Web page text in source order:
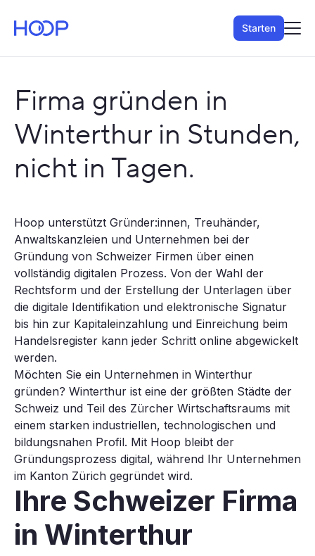
Starten
Firma gründen in
Winterthur in Stunden,
nicht in Tagen.
Hoop unterstützt Gründer:innen, Treuhänder,
Anwaltskanzleien und Unternehmen bei der
Gründung von Schweizer Firmen über einen
vollständig digitalen Prozess. Von der Wahl der
Rechtsform und der Erstellung der Unterlagen über
die digitale Identifikation und elektronische Signatur
bis hin zur Kapitaleinzahlung und Einreichung beim
Handelsregister kann jeder Schritt online abgewickelt
werden.
Möchten Sie ein Unternehmen in Winterthur
gründen? Winterthur ist eine der größten Städte der
Schweiz und Teil des Zürcher Wirtschaftsraums mit
einem starken industriellen, technologischen und
bildungsnahen Profil. Mit Hoop bleibt der
Gründungsprozess digital, während Ihr Unternehmen
im Kanton Zürich gegründet wird.
Ihre Schweizer Firma
in Winterthur